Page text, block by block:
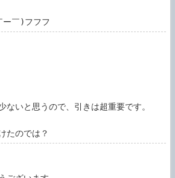
ー￣)フフフ
ないと思うので、引きは超重要です。
たのでは？